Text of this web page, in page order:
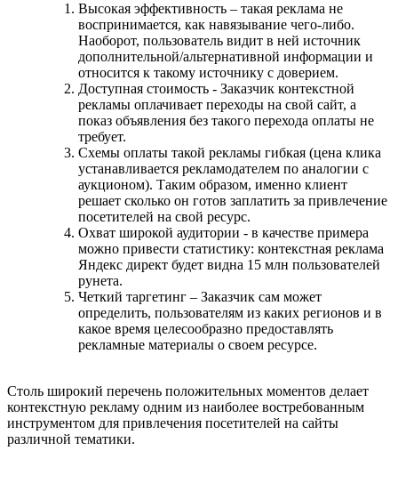
Высокая эффективность – такая реклама не
воспринимается, как навязывание чего-либо.
Наоборот, пользователь видит в ней источник
дополнительной/альтернативной информации и
относится к такому источнику с доверием.
Доступная стоимость - Заказчик контекстной
рекламы оплачивает переходы на свой сайт, а
показ объявления без такого перехода оплаты не
требует.
Схемы оплаты такой рекламы гибкая (цена клика
устанавливается рекламодателем по аналогии с
аукционом). Таким образом, именно клиент
решает сколько он готов заплатить за привлечение
посетителей на свой ресурс.
Охват широкой аудитории - в качестве примера
можно привести статистику: контекстная реклама
Яндекс директ будет видна 15 млн пользователей
рунета.
Четкий таргетинг – Заказчик сам может
определить, пользователям из каких регионов и в
какое время целесообразно предоставлять
рекламные материалы о своем ресурсе.
Столь широкий перечень положительных моментов делает
контекстную рекламу одним из наиболее востребованным
инструментом для привлечения посетителей на сайты
различной тематики.